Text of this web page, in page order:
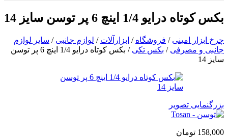
بکس کوتاه درایو 1/4 اینچ 6 پر توسن سایز 14
چرخ ابزار امینی / فروشگاه / ابزارآلات / لوازم جانبی / سایر لوازم
جانبی و مصرفی / بکس تکی /
بکس کوتاه درایو 1/4 اینچ 6 پر توسن
سایز 14
بزرگنمایی تصویر
158,000 تومان